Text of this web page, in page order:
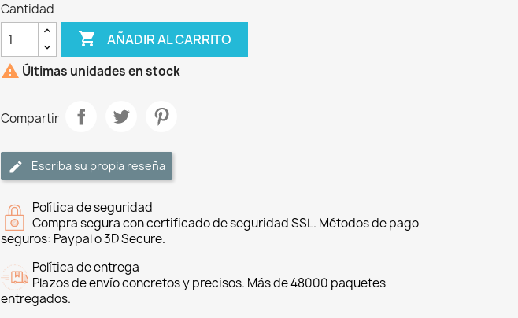
Cantidad
 AÑADIR AL CARRITO
 Últimas unidades en stock
Compartir
Escriba su propia reseña
Política de seguridad
Compra segura con certificado de seguridad SSL. Métodos de pago
seguros: Paypal o 3D Secure.
Política de entrega
Plazos de envío concretos y precisos. Más de 48000 paquetes
entregados.